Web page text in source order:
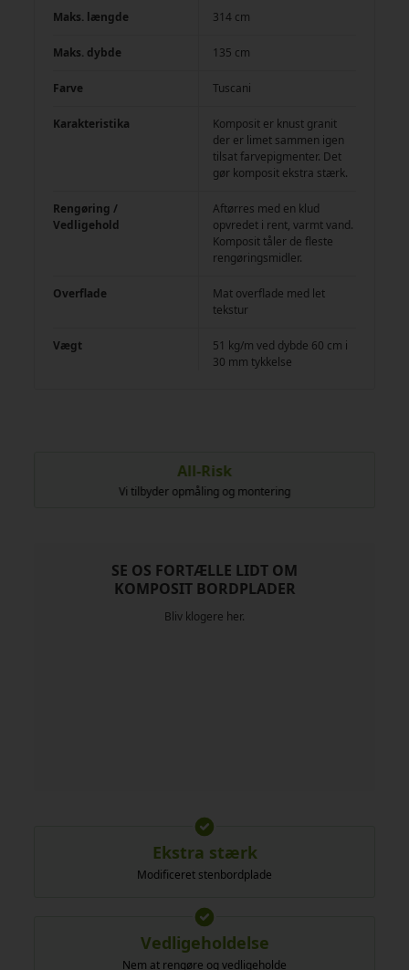
Maks. længde 314 cm
Maks. dybde 135 cm
Farve Tuscani
Karakteristika
Komposit er knust granit
der er limet sammen igen
tilsat farvepigmenter. Det
gør komposit ekstra stærk.
Rengøring /
Vedligehold
Aftørres med en klud
opvredet i rent, varmt vand.
Komposit tåler de fleste
rengøringsmidler.
Overflade
Mat overflade med let
tekstur
Vægt
51 kg/m ved dybde 60 cm i
30 mm tykkelse
All-Risk
Vi tilbyder opmåling og montering
SE OS FORTÆLLE LIDT OM
KOMPOSIT BORDPLADER
Bliv klogere her.
Ekstra stærk
Modificeret stenbordplade
Vedligeholdelse
Nem at rengøre og vedligeholde